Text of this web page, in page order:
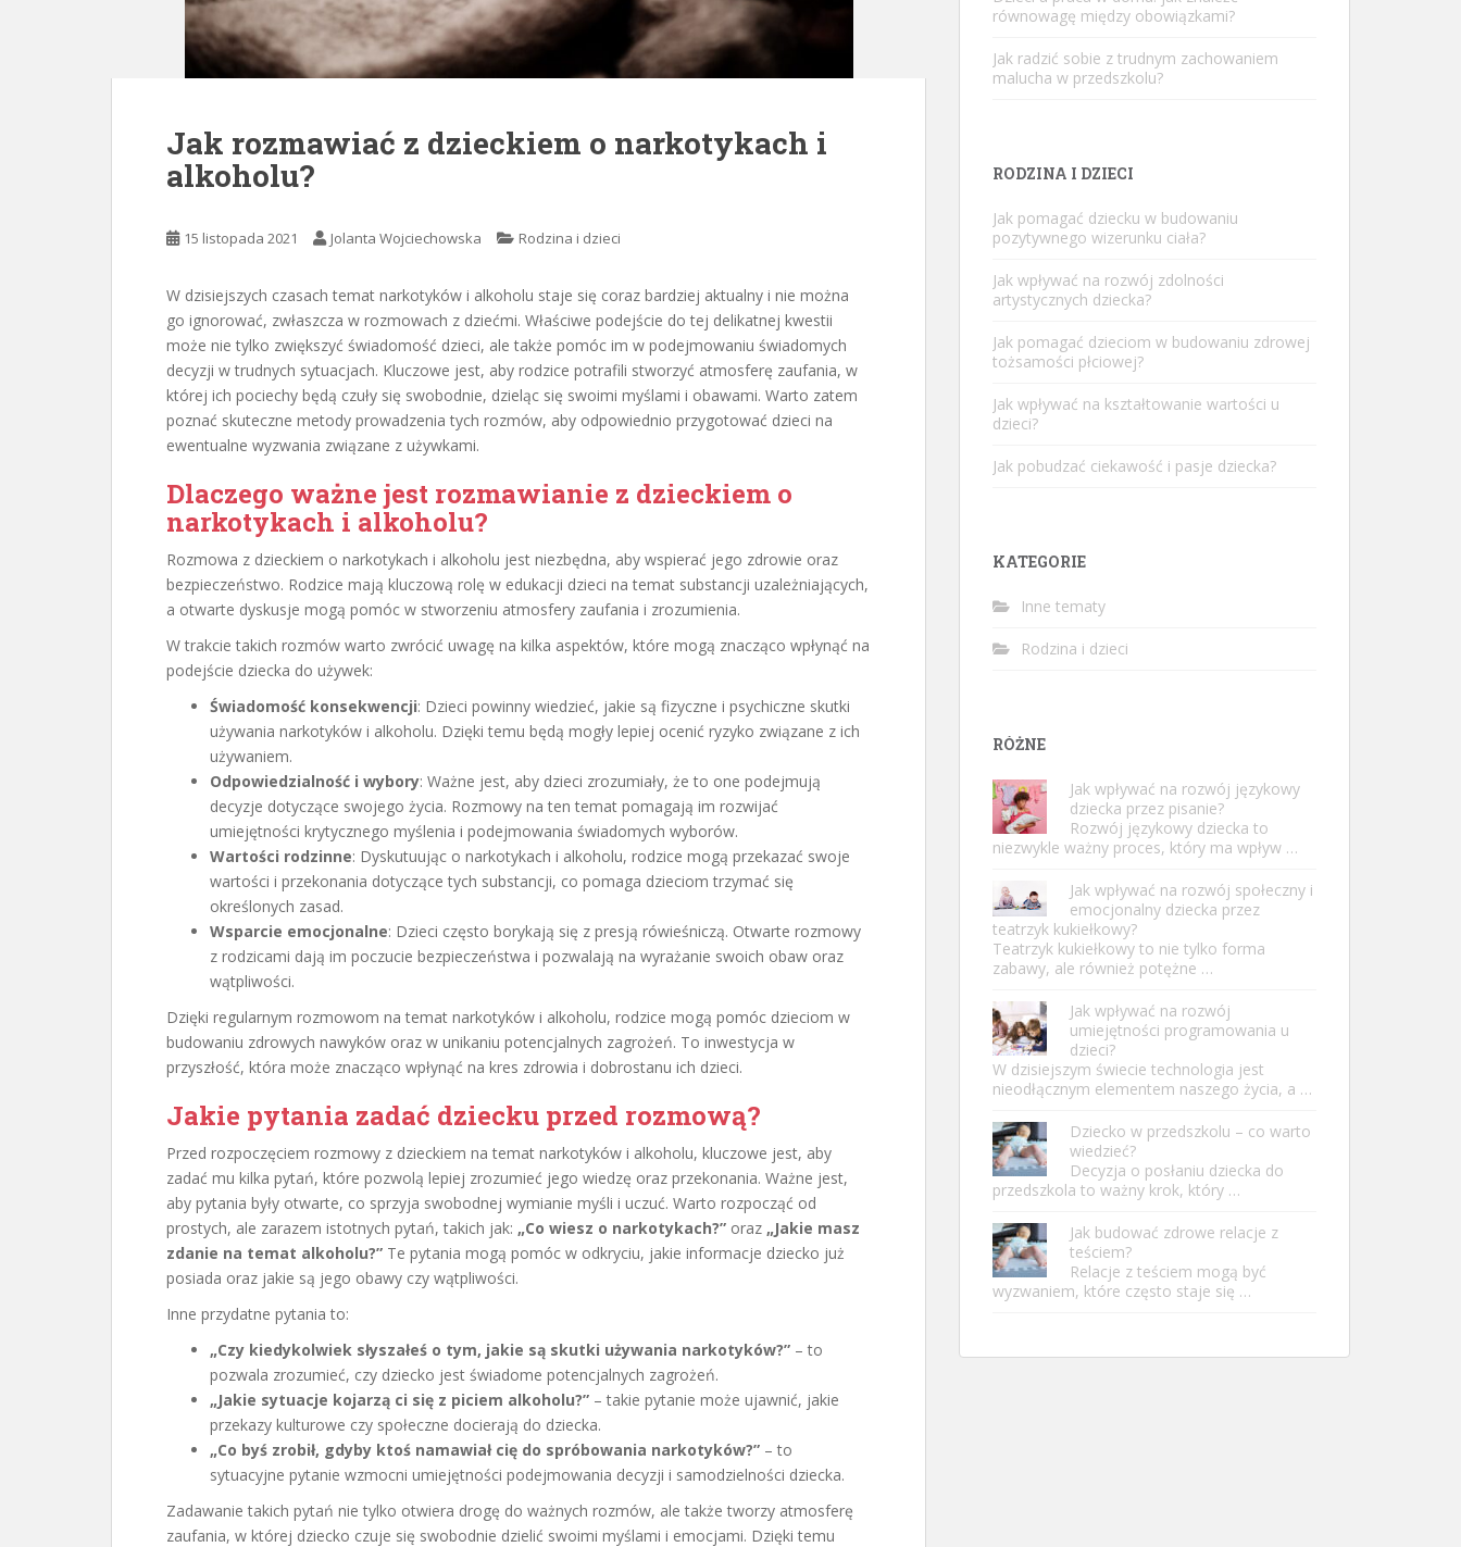
Jak rozmawiać z dzieckiem o narkotykach i
alkoholu?
15 listopada 2021 Jolanta Wojciechowska Rodzina i dzieci
W dzisiejszych czasach temat narkotyków i alkoholu staje się coraz bardziej aktualny i nie można
go ignorować, zwłaszcza w rozmowach z dziećmi. Właściwe podejście do tej delikatnej kwestii
może nie tylko zwiększyć świadomość dzieci, ale także pomóc im w podejmowaniu świadomych
decyzji w trudnych sytuacjach. Kluczowe jest, aby rodzice potrafili stworzyć atmosferę zaufania, w
której ich pociechy będą czuły się swobodnie, dzieląc się swoimi myślami i obawami. Warto zatem
poznać skuteczne metody prowadzenia tych rozmów, aby odpowiednio przygotować dzieci na
ewentualne wyzwania związane z używkami.
Dlaczego ważne jest rozmawianie z dzieckiem o
narkotykach i alkoholu?
Rozmowa z dzieckiem o narkotykach i alkoholu jest niezbędna, aby wspierać jego zdrowie oraz
bezpieczeństwo. Rodzice mają kluczową rolę w edukacji dzieci na temat substancji uzależniających,
a otwarte dyskusje mogą pomóc w stworzeniu atmosfery zaufania i zrozumienia.
W trakcie takich rozmów warto zwrócić uwagę na kilka aspektów, które mogą znacząco wpłynąć na
podejście dziecka do używek:
Świadomość konsekwencji: Dzieci powinny wiedzieć, jakie są fizyczne i psychiczne skutki
używania narkotyków i alkoholu. Dzięki temu będą mogły lepiej ocenić ryzyko związane z ich
używaniem.
Odpowiedzialność i wybory: Ważne jest, aby dzieci zrozumiały, że to one podejmują
decyzje dotyczące swojego życia. Rozmowy na ten temat pomagają im rozwijać
umiejętności krytycznego myślenia i podejmowania świadomych wyborów.
Wartości rodzinne: Dyskutuując o narkotykach i alkoholu, rodzice mogą przekazać swoje
wartości i przekonania dotyczące tych substancji, co pomaga dzieciom trzymać się
określonych zasad.
Wsparcie emocjonalne: Dzieci często borykają się z presją rówieśniczą. Otwarte rozmowy
z rodzicami dają im poczucie bezpieczeństwa i pozwalają na wyrażanie swoich obaw oraz
wątpliwości.
Dzięki regularnym rozmowom na temat narkotyków i alkoholu, rodzice mogą pomóc dzieciom w
budowaniu zdrowych nawyków oraz w unikaniu potencjalnych zagrożeń. To inwestycja w
przyszłość, która może znacząco wpłynąć na kres zdrowia i dobrostanu ich dzieci.
Jakie pytania zadać dziecku przed rozmową?
Przed rozpoczęciem rozmowy z dzieckiem na temat narkotyków i alkoholu, kluczowe jest, aby
zadać mu kilka pytań, które pozwolą lepiej zrozumieć jego wiedzę oraz przekonania. Ważne jest,
aby pytania były otwarte, co sprzyja swobodnej wymianie myśli i uczuć. Warto rozpocząć od
prostych, ale zarazem istotnych pytań, takich jak: „Co wiesz o narkotykach?” oraz „Jakie masz
zdanie na temat alkoholu?” Te pytania mogą pomóc w odkryciu, jakie informacje dziecko już
posiada oraz jakie są jego obawy czy wątpliwości.
Inne przydatne pytania to:
„Czy kiedykolwiek słyszałeś o tym, jakie są skutki używania narkotyków?” – to
pozwala zrozumieć, czy dziecko jest świadome potencjalnych zagrożeń.
„Jakie sytuacje kojarzą ci się z piciem alkoholu?” – takie pytanie może ujawnić, jakie
przekazy kulturowe czy społeczne docierają do dziecka.
„Co byś zrobił, gdyby ktoś namawiał cię do spróbowania narkotyków?” – to
sytuacyjne pytanie wzmocni umiejętności podejmowania decyzji i samodzielności dziecka.
Zadawanie takich pytań nie tylko otwiera drogę do ważnych rozmów, ale także tworzy atmosferę
zaufania, w której dziecko czuje się swobodnie dzielić swoimi myślami i emocjami. Dzięki temu
równowagę między obowiązkami?
Jak radzić sobie z trudnym zachowaniem
malucha w przedszkolu?
RODZINA I DZIECI
Jak pomagać dziecku w budowaniu
pozytywnego wizerunku ciała?
Jak wpływać na rozwój zdolności
artystycznych dziecka?
Jak pomagać dzieciom w budowaniu zdrowej
tożsamości płciowej?
Jak wpływać na kształtowanie wartości u
dzieci?
Jak pobudzać ciekawość i pasje dziecka?
KATEGORIE
Inne tematy
Rodzina i dzieci
RÓŻNE
Jak wpływać na rozwój językowy
dziecka przez pisanie?
Rozwój językowy dziecka to
niezwykle ważny proces, który ma wpływ …
Jak wpływać na rozwój społeczny i
emocjonalny dziecka przez
teatrzyk kukiełkowy?
Teatrzyk kukiełkowy to nie tylko forma
zabawy, ale również potężne …
Jak wpływać na rozwój
umiejętności programowania u
dzieci?
W dzisiejszym świecie technologia jest
nieodłącznym elementem naszego życia, a …
Dziecko w przedszkolu – co warto
wiedzieć?
Decyzja o posłaniu dziecka do
przedszkola to ważny krok, który …
Jak budować zdrowe relacje z
teściem?
Relacje z teściem mogą być
wyzwaniem, które często staje się …